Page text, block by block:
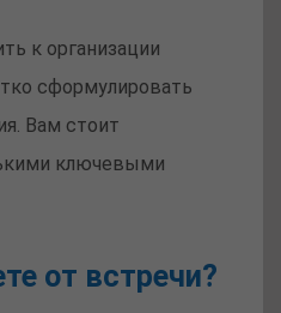
к организации
сформулировать
Вам стоит
ключевыми
от встречи?